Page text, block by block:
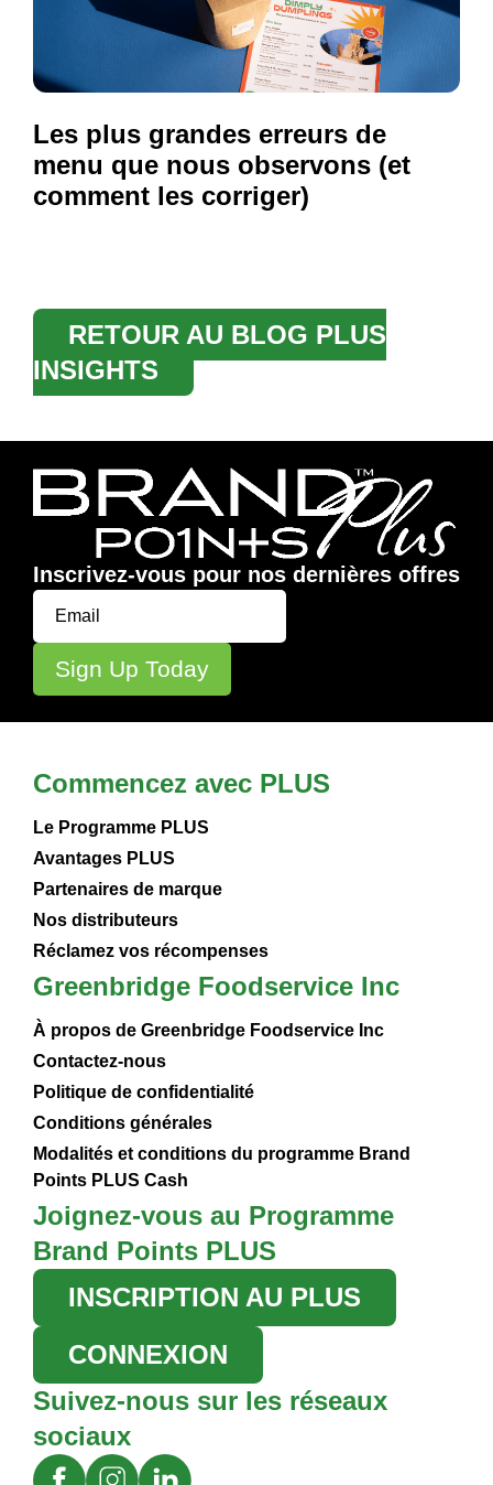
Les plus grandes erreurs de
menu que nous observons (et
comment les corriger)
RETOUR AU BLOG PLUS
INSIGHTS
Inscrivez-vous pour nos dernières offres
Commencez avec PLUS
Le Programme PLUS
Avantages PLUS
Partenaires de marque
Nos distributeurs
Réclamez vos récompenses
Greenbridge Foodservice Inc
À propos de Greenbridge Foodservice Inc
Contactez-nous
Politique de confidentialité
Conditions générales
Modalités et conditions du programme Brand
Points PLUS Cash
Joignez-vous au Programme
Brand Points PLUS
INSCRIPTION AU PLUS
CONNEXION
Suivez-nous sur les réseaux
sociaux